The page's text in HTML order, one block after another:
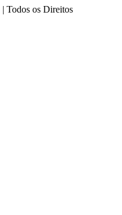
Todos os Direitos